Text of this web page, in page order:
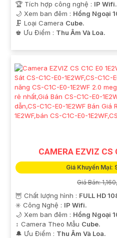
🏆 Tích hợp công nghệ : IP Wifi.
🌙 Xem ban đêm : Hồng Ngoại
🗜️ Loại Camera Cube.
️♚ Ưu Điểm : Thu Âm Và Loa.
CAMERA EZVIZ CS
Giá Khuyến Mại:
Giá Bán:
🦉 Chất lượng hình : FULL HD
✳️ Công Nghệ : IP Wifi.
🌙 Xem ban đêm : Hồng Ngoại
↕️ Camera Theo Mẫu Cube.
️🔔 Ưu Điểm : Thu Âm Và Loa.